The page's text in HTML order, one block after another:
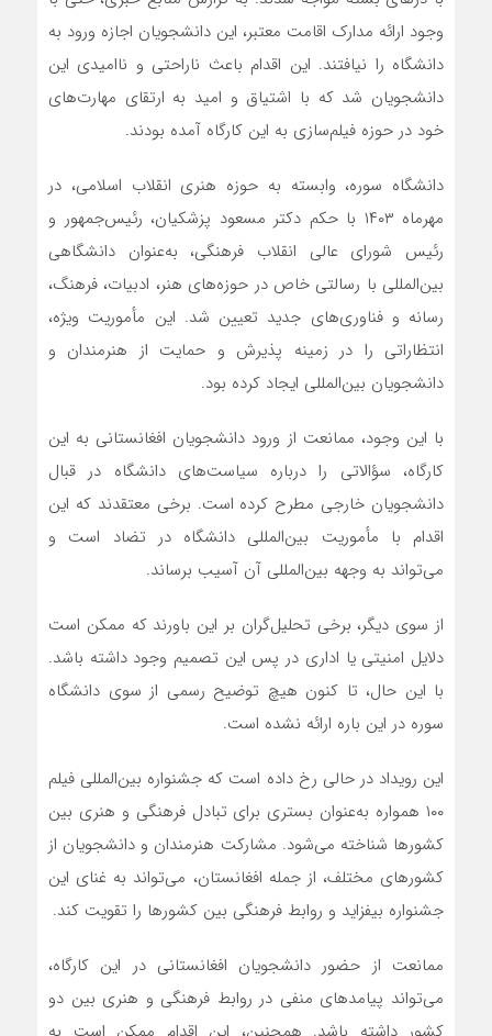
وجود ارائه مدارک اقامت معتبر، این دانشجویان اجازه ورود به
دانشگاه را نیافتند. این اقدام باعث ناراحتی و ناامیدی این
دانشجویان شد که با اشتیاق و امید به ارتقای مهارت‌های
خود در حوزه فیلم‌سازی به این کارگاه آمده بودند.
دانشگاه سوره، وابسته به حوزه هنری انقلاب اسلامی، در
مهرماه ۱۴۰۳ با حکم دکتر مسعود پزشکیان، رئیس‌جمهور و
رئیس شورای عالی انقلاب فرهنگی، به‌عنوان دانشگاهی
بین‌المللی با رسالتی خاص در حوزه‌های هنر، ادبیات، فرهنگ،
رسانه و فناوری‌های جدید تعیین شد. این مأموریت ویژه،
انتظاراتی را در زمینه پذیرش و حمایت از هنرمندان و
دانشجویان بین‌المللی ایجاد کرده بود.
با این وجود، ممانعت از ورود دانشجویان افغانستانی به این
کارگاه، سؤالاتی را درباره سیاست‌های دانشگاه در قبال
دانشجویان خارجی مطرح کرده است. برخی معتقدند که این
اقدام با مأموریت بین‌المللی دانشگاه در تضاد است و
می‌تواند به وجهه بین‌المللی آن آسیب برساند.
از سوی دیگر، برخی تحلیل‌گران بر این باورند که ممکن است
دلایل امنیتی یا اداری در پس این تصمیم وجود داشته باشد.
با این حال، تا کنون هیچ توضیح رسمی از سوی دانشگاه
سوره در این باره ارائه نشده است.
این رویداد در حالی رخ داده است که جشنواره بین‌المللی فیلم
۱۰۰ همواره به‌عنوان بستری برای تبادل فرهنگی و هنری بین
کشورها شناخته می‌شود. مشارکت هنرمندان و دانشجویان از
کشورهای مختلف، از جمله افغانستان، می‌تواند به غنای این
جشنواره بیفزاید و روابط فرهنگی بین کشورها را تقویت کند.
ممانعت از حضور دانشجویان افغانستانی در این کارگاه،
می‌تواند پیامدهای منفی در روابط فرهنگی و هنری بین دو